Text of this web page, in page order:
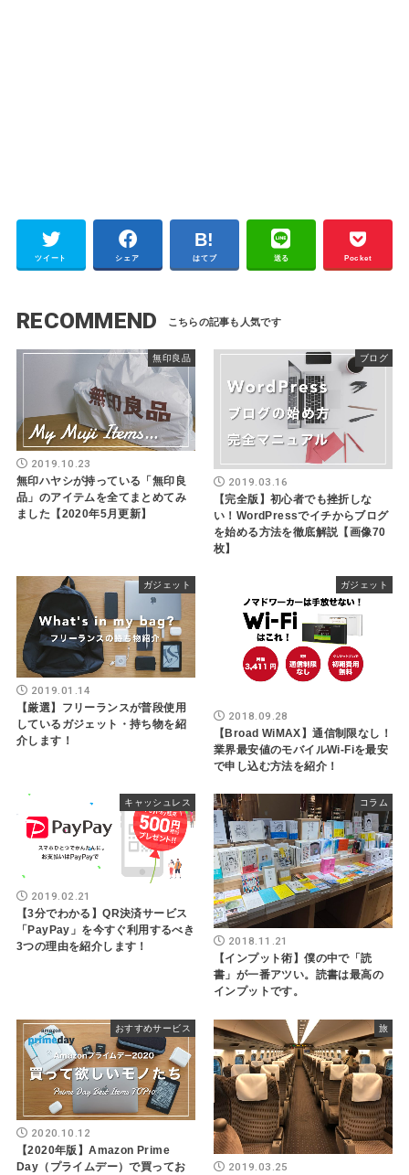
ツイート シェア はてブ 送る Pocket
RECOMMEND
無印良品
2019.10.23
無印ハヤシが持っている「無印良
品」のアイテムを全てまとめてみ
ました【2020年5月更新】
ブログ
2019.03.16
【完全版】初心者でも挫折しな
い！WordPressでイチからブログ
を始める方法を徹底解説【画像70
枚】
ガジェット
2019.01.14
【厳選】フリーランスが普段使用
しているガジェット・持ち物を紹
介します！
ガジェット
2018.09.28
【Broad WiMAX】通信制限なし！
業界最安値のモバイルWi-Fiを最安
で申し込む方法を紹介！
キャッシュレス
2019.02.21
【3分でわかる】QR決済サービス
「PayPay」を今すぐ利用するべき
3つの理由を紹介します！
コラム
2018.11.21
【インプット術】僕の中で「読
書」が一番アツい。読書は最高の
インプットです。
おすすめサービス
2020.10.12
【2020年版】Amazon Prime
Day（プライムデー）で買ってお
旅
2019.03.25